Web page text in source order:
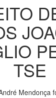
TSE
Mendonça